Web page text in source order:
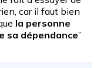
car il faut bien
la personne
sa dépendance”